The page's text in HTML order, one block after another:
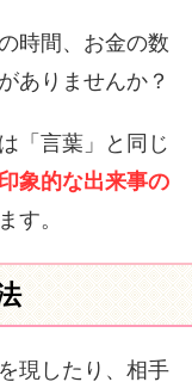
時間、お金の数
ありませんか？
「言葉」と同じ
象的な出来事の
す。
現したり、相手